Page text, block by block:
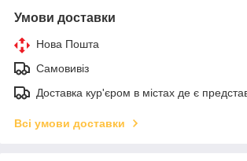
Умови доставки
Нова Пошта
Самовивіз
Доставка кур'єром в містах де є
Всі умови доставки